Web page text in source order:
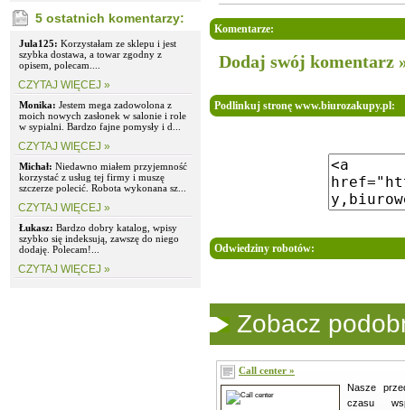
5 ostatnich komentarzy:
Jula125: Korzystałam ze sklepu i jest
szybka dostawa, a towar zgodny z
opisem, polecam....
CZYTAJ WIĘCEJ »
Monika: Jestem mega zadowolona z
moich nowych zasłonek w salonie i role
w sypialni. Bardzo fajne pomysły i d...
CZYTAJ WIĘCEJ »
Michał: Niedawno miałem przyjemność
korzystać z usług tej firmy i muszę
szczerze polecić. Robota wykonana sz...
CZYTAJ WIĘCEJ »
Łukasz: Bardzo dobry katalog, wpisy
szybko się indeksują, zawszę do niego
dodaję. Polecam!...
CZYTAJ WIĘCEJ »
Komentarze:
Dodaj swój komentarz
Podlinkuj stronę www.biurozakupy.pl:
Odwiedziny robotów:
Zobacz
Call center »
Nasze
czasu